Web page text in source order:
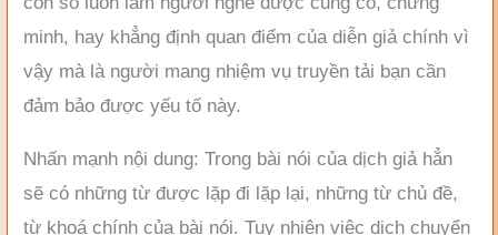
minh, hay khẳng định quan điểm của diễn giả chính vì
vậy mà là người mang nhiệm vụ truyền tải bạn cần
đảm bảo được yếu tố này.
Nhấn mạnh nội dung: Trong bài nói của dịch giả hẳn
sẽ có những từ được lặp đi lặp lại, những từ chủ đề,
từ khoá chính của bài nói. Tuy nhiên việc dịch chuyển